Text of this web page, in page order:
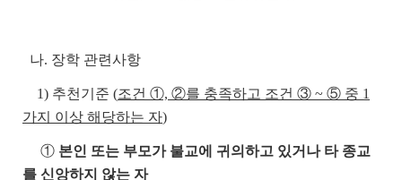
나. 장학 관련사항
1) 추천기준 (조건 ①, ②를 충족하고 조건 ③ ~ ⑤ 중 1
가지 이상 해당하는 자)
① 본인 또는 부모가 불교에 귀의하고 있거나 타 종교
를 신앙하지 않는 자